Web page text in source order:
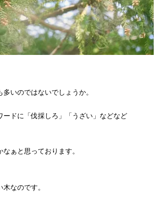
いのではないでしょうか。
ドに「伐採しろ」「うざい」などなど
ぁと思っております。
なのです。